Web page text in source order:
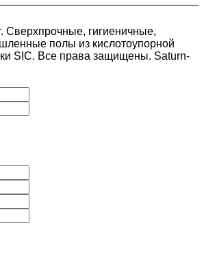
Сверхпрочные, гигиеничные,
полы из кислотоупорной
SIC. Все права защищены. Saturn-